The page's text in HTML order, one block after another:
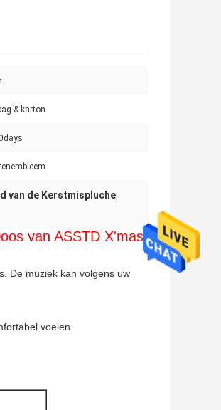
& karton
van de Kerstmispluche,
van ASSTD X'mas
De muziek kan volgens uw
voelen.